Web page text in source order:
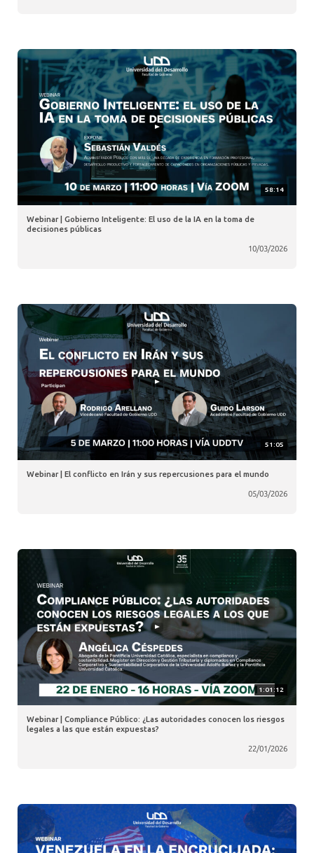
58:14
Webinar | Gobierno Inteligente: El uso de la IA en la toma de
decisiones públicas
10/03/2026
51:05
Webinar | El conflicto en Irán y sus repercusiones para el mundo
05/03/2026
1:01:12
Webinar | Compliance Público: ¿Las autoridades conocen los riesgos
legales a las que están expuestas?
22/01/2026